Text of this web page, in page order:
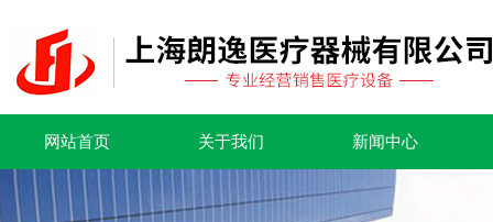
网站首页 关于我们 新闻中心